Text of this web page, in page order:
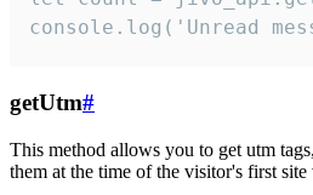
console.log('Unread
getUtm#
This method allows you to get utm
them at the time of the visitor's first site